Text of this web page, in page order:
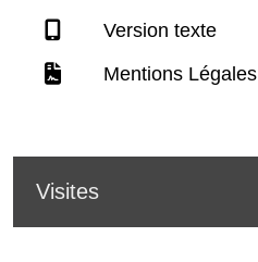
Version texte
Mentions Légales
Visites